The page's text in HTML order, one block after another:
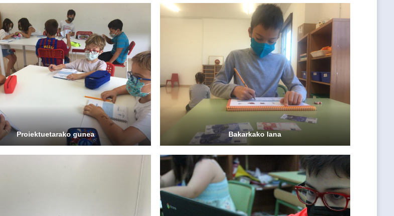
Proiektuetarako gunea Bakarkako lana